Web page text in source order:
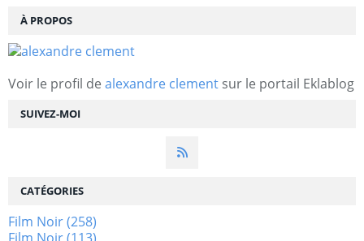
SUIVEZ-MOI
À PROPOS
Voir le profil de alexandre clement sur le portail Eklablog
CATÉGORIES
Film Noir(258)